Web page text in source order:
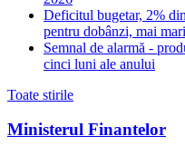
Deficitul bugetar, 2%
pentru dobânzi, mai
Semnal de alarmă -
cinci luni ale anului
Toate stirile
Ministerul Finantelor